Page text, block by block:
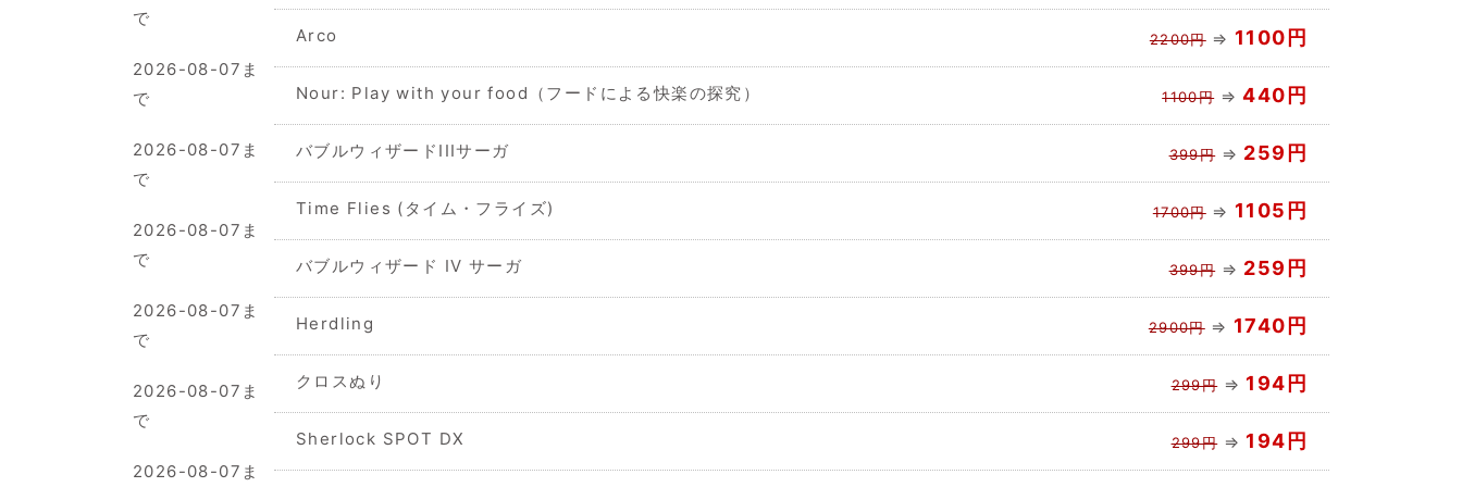
で
2026-08-07ま
で
2026-08-07ま
で
Arco 2200円⇒ 1100円
2026-08-07ま
で
Nour: Play with your food（フードによる快楽の探究） 1100円⇒440円
2026-08-07ま
で
バブルウィザードIIIサーガ 399円⇒ 259円
2026-08-07ま
で
Time Flies (タイム・フライズ) 1700円⇒ 1105円
2026-08-07ま
バブルウィザード IV サーガ 399円⇒ 259円
Herdling 2900円⇒ 1740円
クロスぬり 299円⇒ 194円
Sherlock SPOT DX 299円⇒ 194円